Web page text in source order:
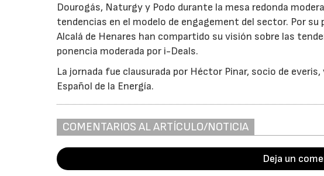
Dourogás, Naturgy y Podo durante la mesa redonda
tendencias en el modelo de engagement del sector. Por su
Alcalá de Henares han compartido su visión sobre las
ponencia moderada por i-Deals.
La jornada fue clausurada por Héctor Pinar, socio de
Español de la Energía.
COMENTARIOS AL ARTÍCULO/NOTICIA
Deja un